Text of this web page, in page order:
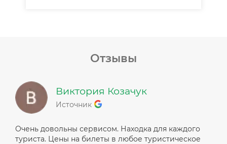
Отзывы
Виктория Козачук
Источник
Очень довольны сервисом. Находка для каждого
туриста. Цены на билеты в любое туристическое